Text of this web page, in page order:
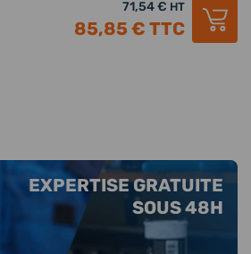
EXPERTISE GRATUITE
SOUS 48H
71,54 € HT
85,85 € TTC